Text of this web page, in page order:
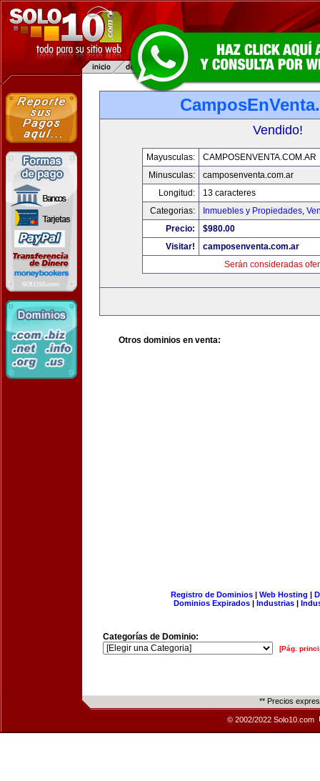
Vendido!
Mayusculas:
CAMPOSENVENTA.COM.AR
Minusculas:
camposenventa.com.ar
Longitud:
13 caracteres
Categorias:
Inmuebles y Propiedades,
Precio:
$980.00
Visitar!
camposenventa.com.ar
Serán consideradas
Otros dominios en venta:
Registro de Dominios| Web Hosting |
Dominios Expirados | Industrias |
Categorías de Dominio:
[Pág.
** Precios
© 2002/2022 Solo10.com